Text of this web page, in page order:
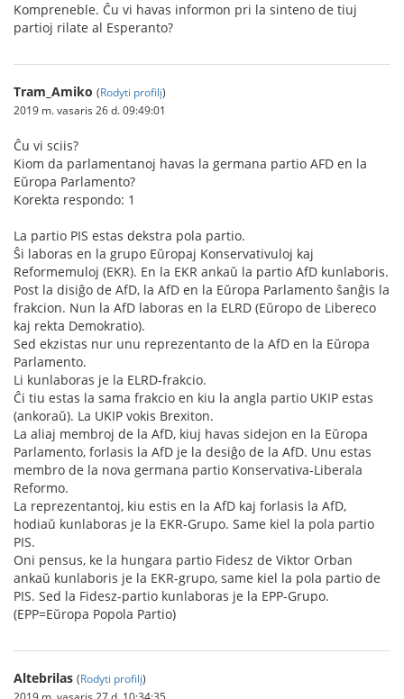
Kompreneble. Ĉu vi havas informon pri la sinteno de tiuj
partioj rilate al Esperanto?
Tram_Amiko (Rodyti profilį)
2019 m. vasaris 26 d. 09:49:01
Ĉu vi sciis?
Kiom da parlamentanoj havas la germana partio AFD en la
Eŭropa Parlamento?
Korekta respondo: 1
La partio PIS estas dekstra pola partio.
Ŝi laboras en la grupo Eŭropaj Konservativuloj kaj
Reformemuloj (EKR). En la EKR ankaŭ la partio AfD kunlaboris.
Post la disiĝo de AfD, la AfD en la Eŭropa Parlamento ŝanĝis la
frakcion. Nun la AfD laboras en la ELRD (Eŭropo de Libereco
kaj rekta Demokratio).
Sed ekzistas nur unu reprezentanto de la AfD en la Eŭropa
Parlamento.
Li kunlaboras je la ELRD-frakcio.
Ĉi tiu estas la sama frakcio en kiu la angla partio UKIP estas
(ankoraŭ). La UKIP vokis Brexiton.
La aliaj membroj de la AfD, kiuj havas sidejon en la Eŭropa
Parlamento, forlasis la AfD je la desiĝo de la AfD. Unu estas
membro de la nova germana partio Konservativa-Liberala
Reformo.
La reprezentantoj, kiu estis en la AfD kaj forlasis la AfD,
hodiaŭ kunlaboras je la EKR-Grupo. Same kiel la pola partio
PIS.
Oni pensus, ke la hungara partio Fidesz de Viktor Orban
ankaŭ kunlaboris je la EKR-grupo, same kiel la pola partio de
PIS. Sed la Fidesz-partio kunlaboras je la EPP-Grupo.
(EPP=Eŭropa Popola Partio)
Altebrilas (Rodyti profilį)